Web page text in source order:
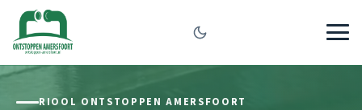
RIOOL ONTSTOPPEN AMERSFOORT